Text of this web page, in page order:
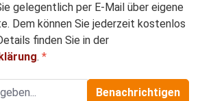
gelegentlich per E-Mail über eigene
Dem können Sie jederzeit kostenlos
finden Sie in der
. *
Benachrichtigen